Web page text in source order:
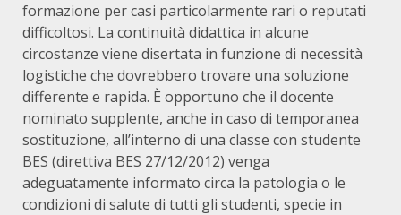
formazione per casi particolarmente rari o reputati
difficoltosi. La continuità didattica in alcune
circostanze viene disertata in funzione di necessità
logistiche che dovrebbero trovare una soluzione
differente e rapida. È opportuno che il docente
nominato supplente, anche in caso di temporanea
sostituzione, all’interno di una classe con studente
BES (direttiva BES 27/12/2012) venga
adeguatamente informato circa la patologia o le
condizioni di salute di tutti gli studenti, specie in